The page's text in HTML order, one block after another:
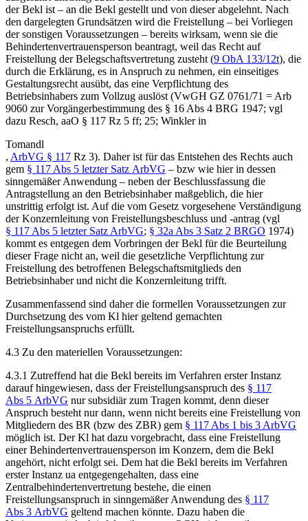
der Bekl ist – an die Bekl gestellt und von dieser abgelehnt. Nach
den dargelegten Grundsätzen wird die Freistellung – bei Vorliegen
der sonstigen Voraussetzungen – bereits wirksam, wenn sie die
Behindertenvertrauensperson beantragt, weil das Recht auf
Freistellung der Belegschaftsvertretung zusteht (9 ObA 133/12t), die
durch die Erklärung, es in Anspruch zu nehmen, ein einseitiges
Gestaltungsrecht ausübt, das eine Verpflichtung des
Betriebsinhabers zum Vollzug auslöst (VwGH GZ 0761/71 = Arb
9060 zur Vorgängerbestimmung des § 16 Abs 4 BRG 1947; vgl
dazu Resch, aaO § 117 Rz 5 ff; 25; Winklerin
Tomandl
, ArbVG § 117 Rz 3). Daher ist für das Entstehen des Rechts auch
gem § 117 Abs 5 letzter Satz ArbVG – bzw wie hier in dessen
sinngemäßer Anwendung – neben der Beschlussfassung die
Antragstellung an den Betriebsinhaber maßgeblich, die hier
unstrittig erfolgt ist. Auf die vom Gesetz vorgesehene Verständigung
der Konzernleitung von Freistellungsbeschluss und -antrag (vgl
§ 117 Abs 5 letzter Satz ArbVG; § 32a Abs 3 Satz 2 BRGO 1974)
kommt es entgegen dem Vorbringen der Bekl für die Beurteilung
dieser Frage nicht an, weil die gesetzliche Verpflichtung zur
Freistellung des betroffenen Belegschaftsmitglieds den
Betriebsinhaber und nicht die Konzernleitung trifft.
Zusammenfassend sind daher die formellen Voraussetzungen zur
Durchsetzung des vom Kl hier geltend gemachten
Freistellungsanspruchs erfüllt.
4.3 Zu den materiellen Voraussetzungen:
4.3.1 Zutreffend hat die Bekl bereits im Verfahren erster Instanz
darauf hingewiesen, dass der Freistellungsanspruch des § 117
Abs 5 ArbVG nur subsidiär zum Tragen kommt, denn dieser
Anspruch besteht nur dann, wenn nicht bereits eine Freistellung von
Mitgliedern des BR (bzw des ZBR) gem § 117 Abs 1 bis 3 ArbVG
möglich ist. Der Kl hat dazu vorgebracht, dass eine Freistellung
einer Behindertenvertrauensperson im Konzern, dem die Bekl
angehört, nicht erfolgt sei. Dem hat die Bekl bereits im Verfahren
erster Instanz ua entgegengehalten, dass eine
Zentralbehindertenvertretung bestehe, die einen
Freistellungsanspruch in sinngemäßer Anwendung des § 117
Abs 3 ArbVG geltend machen könnte. Dazu haben die